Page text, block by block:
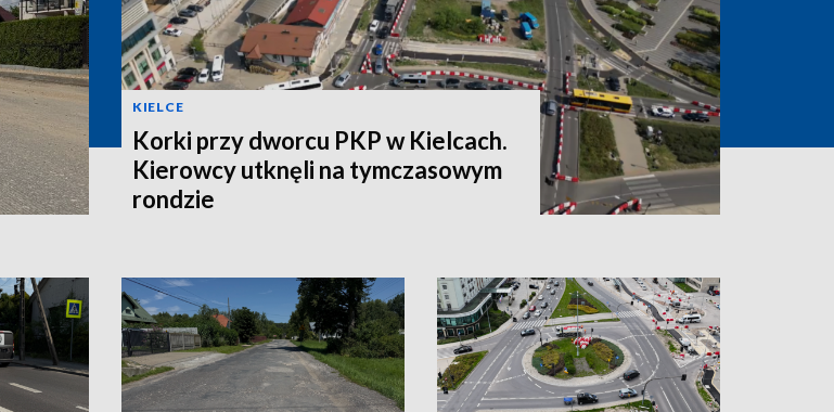
KIELCE
Korki przy dworcu PKP w Kielcach.
Kierowcy utknęli na tymczasowym
rondzie